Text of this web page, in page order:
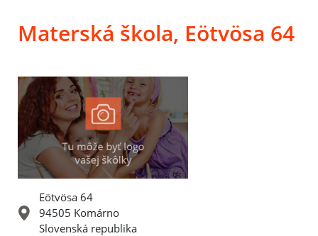
Materská škola, Eötvösa 64
Eötvösa 64
94505 Komárno
Slovenská republika